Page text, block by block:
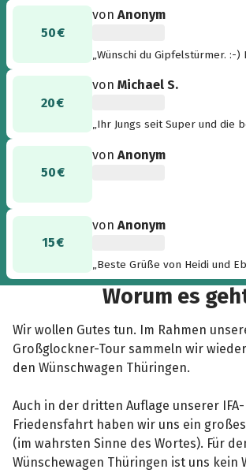
50 €
vonAnonym
„Wünschi du Gipfelstürmer. :-)
Super. Pass auf die Jungs auf
20 €
vonMichael S.
„Ihr Jungs seit Super und die
hier aus an Jens ;-) Ganz liebe Grüße von der
50 €
vonAnonym
15 €
vonAnonym
„Beste Grüße von Heidi und
Edelweißspitze mit
Worum es
Wir wollen Gutes tun. Im Rahmen
Großglockner-Tour sammeln wir
den Wünschwagen Thüringen.
Auch in der dritten Auflage unserer
Friedensfahrt haben wir uns ein
(im wahrsten Sinne des Wortes). Für
Wünschewagen Thüringen ist uns kein